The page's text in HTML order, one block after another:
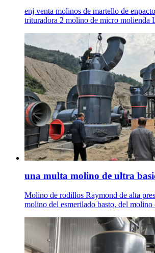
enj venta molinos de martello de
trituradora 2 molino de micro
una multa molino de ultra
Molino de rodillos Raymond de alta
molino del esmerilado basto, del